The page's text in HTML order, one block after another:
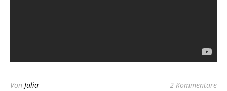
Von Julia 2 Kommentare